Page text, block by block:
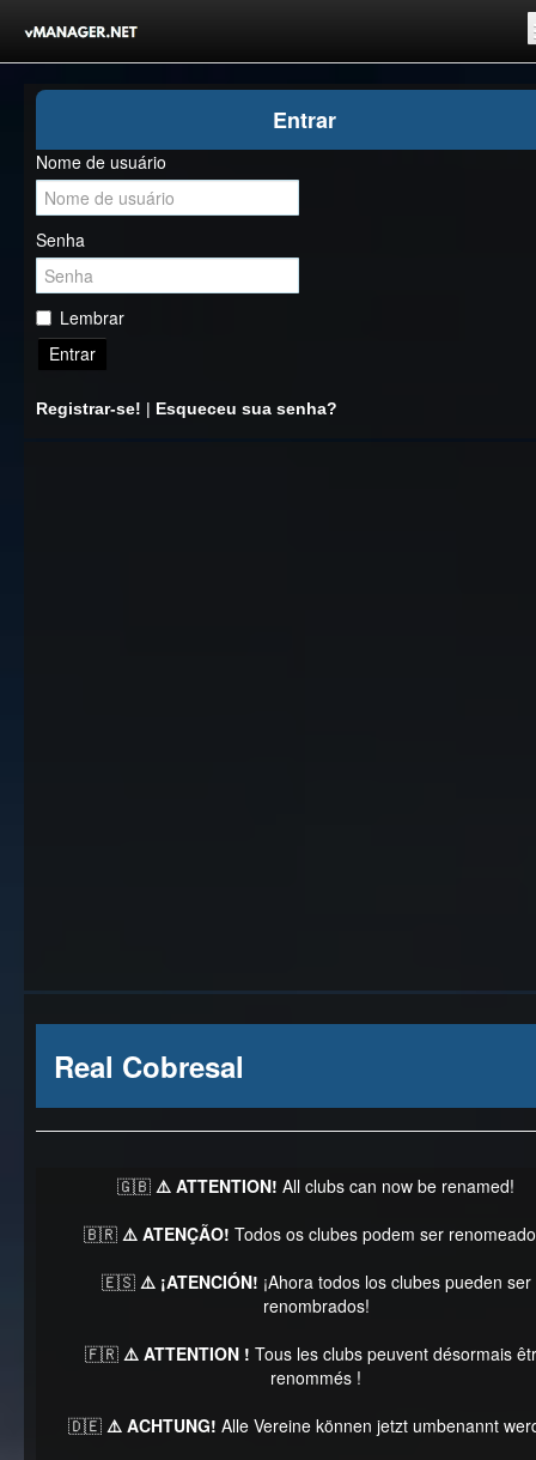
Competições
Comunidade
Notícias
Clubes Livres
Entrar
Nome de usuário
Senha
Lembrar
Entrar
Registrar-se! | Esqueceu sua senha?
Real Cobresal
🇬🇧 ⚠️ ATTENTION! All clubs can now be renamed!
🇧🇷 ⚠️ ATENÇÃO! Todos os clubes podem ser
🇪🇸 ⚠️ ¡ATENCIÓN! ¡Ahora todos los clubes pueden ser
renombrados!
🇫🇷 ⚠️ ATTENTION ! Tous les clubs peuvent désormais
renommés !
🇩🇪 ⚠️ ACHTUNG! Alle Vereine können jetzt umbenannt